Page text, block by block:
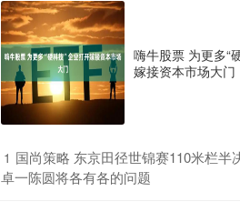
嗨牛股票 为更多“
嫁接资本市场大门
1 国尚策略 东京田径世锦赛110米栏半
卓一陈圆将各有各的问题